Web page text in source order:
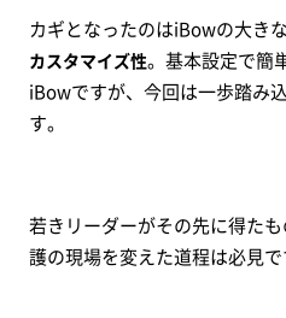
カギとなったのはiBowの大き
カスタマイズ性。基本設定で簡
iBowですが、今回は一歩踏み
す。
若きリーダーがその先に得た
護の現場を変えた道程は必見で